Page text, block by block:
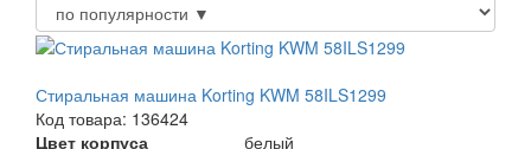
Стиральная машина Korting KWM 58ILS1299
Код товара: 136424
Цвет корпуса
белый